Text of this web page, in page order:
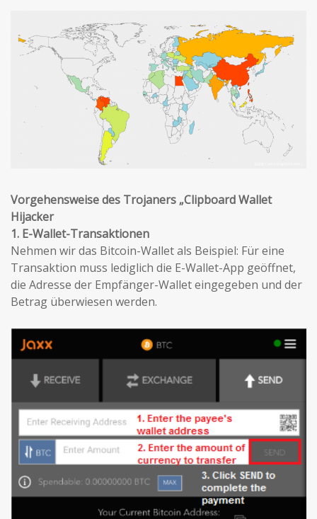
Vorgehensweise des Trojaners „Clipboard Wallet
Hijacker
1. E-Wallet-Transaktionen
Nehmen wir das Bitcoin-Wallet als Beispiel: Für eine
Transaktion muss lediglich die E-Wallet-App geöffnet,
die Adresse der Empfänger-Wallet eingegeben und der
Betrag überwiesen werden.